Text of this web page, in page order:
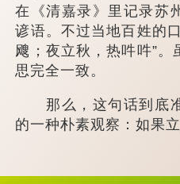
在《清嘉录》里记录苏
谚语。不过当地百姓的
飕；夜立秋，热吽吽”
思完全一致。
那么，这句话到底准
的一种朴素观察：如果